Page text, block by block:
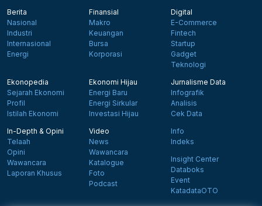
Berita
Nasional
Industri
Internasional
Energi
Finansial
Makro
Keuangan
Bursa
Korporasi
Digital
E-Commerce
Fintech
Startup
Gadget
Teknologi
Ekonopedia
Sejarah Ekonomi
Profil
Istilah Ekonomi
Ekonomi Hijau
Energi Baru
Energi Sirkular
Investasi Hijau
Jurnalisme Data
Infografik
Analisis
Cek Data
In-Depth & Opini
Telaah
Opini
Wawancara
Laporan Khusus
Video
News
Wawancara
Katalogue
Foto
Podcast
Info
Indeks
Insight Center
Databoks
Event
KatadataOTO